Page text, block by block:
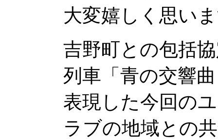
大変嬉しく思い
吉野町との包括
列車「青の交響
表現した今回の
ラブの地域との